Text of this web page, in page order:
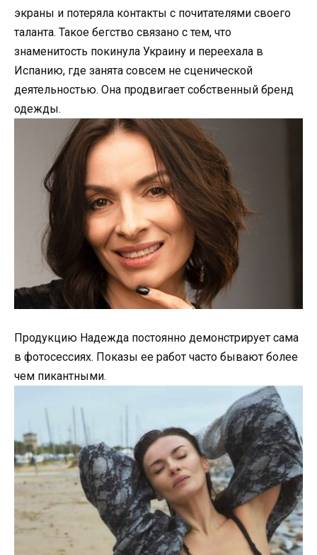
экраны и потеряла контакты с почитателями своего
таланта. Такое бегство связано с тем, что
знаменитость покинула Украину и переехала в
Испанию, где занята совсем не сценической
деятельностью. Она продвигает собственный бренд
одежды.
Продукцию Надежда постоянно демонстрирует сама
в фотосессиях. Показы ее работ часто бывают более
чем пикантными.